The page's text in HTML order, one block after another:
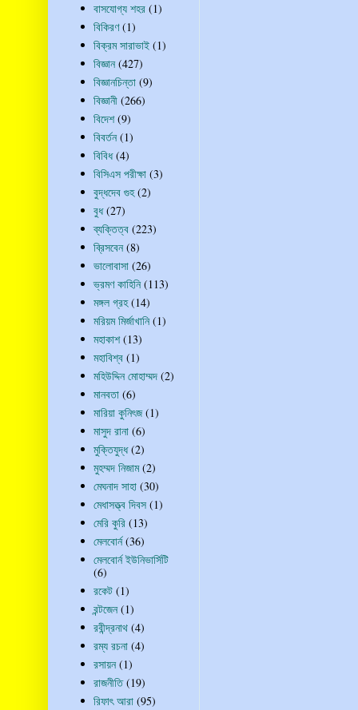
বাসযোগ্য শহর (1)
বিকিরণ (1)
বিক্রম সারাভাই (1)
বিজ্ঞান (427)
বিজ্ঞানচিন্তা (9)
বিজ্ঞানী (266)
বিদেশ (9)
বিবর্তন (1)
বিবিধ (4)
বিসিএস পরীক্ষা (3)
বুদ্ধদেব গুহ (2)
বুধ (27)
ব্যক্তিত্ব (223)
ব্রিসবেন (8)
ভালোবাসা (26)
ভ্রমণ কাহিনি (113)
মঙ্গল গ্রহ (14)
মরিয়ম মির্জাখানি (1)
মহাকাশ (13)
মহাবিশ্ব (1)
মহিউদ্দিন মোহাম্মদ (2)
মানবতা (6)
মারিয়া কুনিৎজ (1)
মাসুদ রানা (6)
মুক্তিযুদ্ধ (2)
মুহম্মদ নিজাম (2)
মেঘনাদ সাহা (30)
মেধাসত্ত্ব দিবস (1)
মেরি কুরি (13)
মেলবোর্ন (36)
মেলবোর্ন ইউনিভার্সিটি
(6)
রকেট (1)
রন্টজেন (1)
রবীন্দ্রনাথ (4)
রম্য রচনা (4)
রসায়ন (1)
রাজনীতি (19)
রিফাৎ আরা (95)